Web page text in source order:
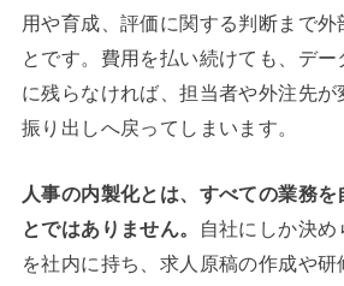
用や育成、評価に関する判断まで外
とです。費用を払い続けても、デ
に残らなければ、担当者や外注先
振り出しへ戻ってしまいます。
人事の内製化とは、すべての業務を
とではありません。
自社にしか決
を社内に持ち、求人原稿の作成や